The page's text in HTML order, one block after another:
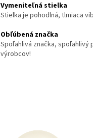
Vymeniteľná stielka
Stielka je pohodlná, tlmiaca
Obľúbená značka
Spoľahlivá značka, spoľahlivý
výrobcov!